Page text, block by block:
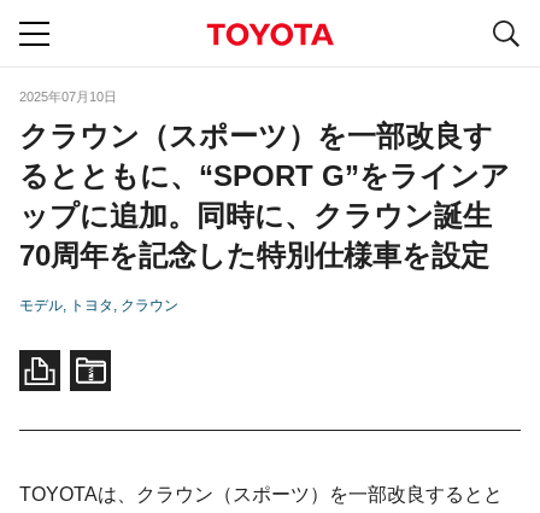
2025年07月10日
クラウン（スポーツ）を一部改良す
るとともに、“SPORT G”をラインア
ップに追加。同時に、クラウン誕生
70周年を記念した特別仕様車を設定
モデル トヨタ クラウン
TOYOTAは、クラウン（スポーツ）を一部改良するとと